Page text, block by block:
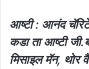
आष्टी : आनंद
कडा ता आष्टी
मिसाइल मॅन, थोर